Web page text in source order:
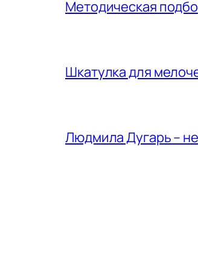
Методическая
Шкатулка для
Людмила Дугарь –